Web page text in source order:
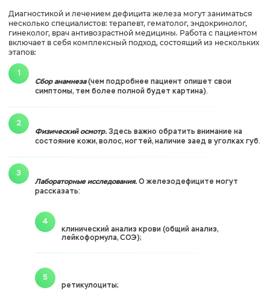
Диагностикой и лечением дефицита железа могут заниматься
несколько специалистов: терапевт, гематолог, эндокринолог,
гинеколог, врач антивозрастной медицины. Работа с пациентом
включает в себя комплексный подход, состоящий из нескольких
этапов:
Сбор анамнеза(чем подробнее пациент опишет свои
симптомы, тем более полной будет картина).
Физический осмотр. Здесь важно обратить внимание на
состояние кожи, волос, ногтей, наличие заед в уголках губ.
Лабораторные исследования. О железодефиците могут
рассказать:
клинический анализ крови (общий анализ,
лейкоформула, СОЭ);
ретикулоциты;